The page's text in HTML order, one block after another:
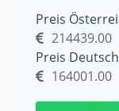
Preis
214439.00
Preis
164001.00